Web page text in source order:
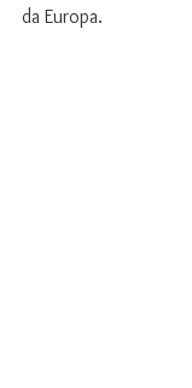
da Europa.